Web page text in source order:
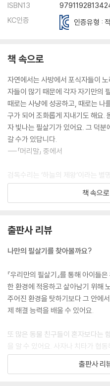
향유고래: 최고의 잠수부
ISBN13
KC인증
인증유형 :
책 속으로
자연에서는 사방에서 포식자들이
자들이 많기 때문에 각자 자기만의
때로는 사냥에 성공하고, 때로는 나
구가 되어 조화롭게 지내기도 해요.
자 빛나는 필살기가 있어요. 그 덕
갈 수가 있답니다.
---「머리말」 중에서
검독수리는 ‘하늘의 제왕’이라는
어요. 또 검독수리의 눈은 사람보다
좋아요. 아주 높은 하늘을 날면서도
넘을 정도로 빨라요. 이렇게 뛰어난
넓은 들판이나 높은 산맥 어디에서
---「검독수리: 백발백중 사냥꾼」 중
나무늘보가 느릿느릿 움직이는 이
운 재규어나 독수리의 눈에 띄지 않
지가 바람에 흔들리는 것보다 더 천
무인 줄 알고 지나친답니다. 심지어
이끼가 자라기도 해요. 그 덕분에
완벽하게 숨을 수 있어요. 이끼 속
책 속으로
출판사 리뷰
나만의 필살기를 찾아볼까요?
『우리만의 필살기』를 통해 아이들
한 환경에 적응하고 살아남기 위해
주어진 환경을 탓하기보다 그 안에
제 해결 능력을 배울 수 있어요.
또 많은 동물 친구들이 혼자보다는
을 알 수 있어요. 사자나 치타가 협
등이 협동하여 서로를 지켜 주거나
출판사 리